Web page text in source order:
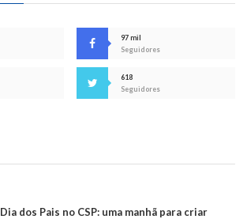
97 mil
Seguidores
618
Seguidores
Dia dos Pais no CSP: uma manhã para criar